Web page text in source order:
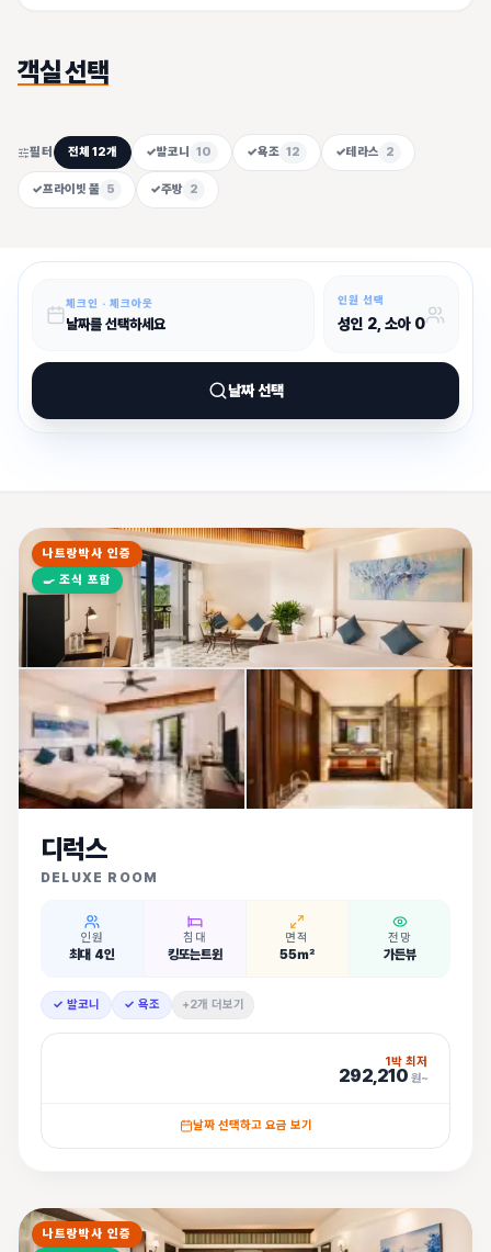
객실 선택
필터 전체12개 ✓발코니 10 ✓욕조 12 ✓테라스 2
✓프라이빗 풀 5 ✓주방 2
체크인 · 체크아웃
날짜를 선택하세요
인원 선택
성인 2 , 소아 0
날짜 선택
나트랑박사 인증
🍳 조식 포함
디럭스
DELUXE ROOM
인원
최대 4인
침대
킹또는트윈
면적
55㎡
전망
가든뷰
✓ 발코니 ✓ 욕조 +2개 더보기
1박 최저
292,210 원~
날짜 선택하고 요금 보기
나트랑박사 인증